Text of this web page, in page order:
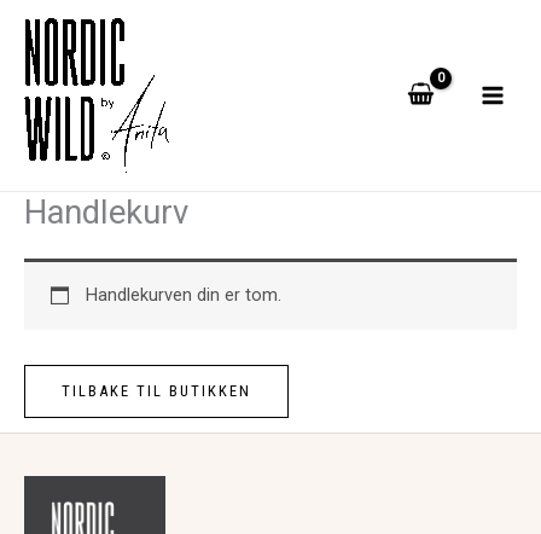
Hopp
innholdet
Handlekurv
Handlekurven din er tom.
TILBAKE TIL BUTIKKEN